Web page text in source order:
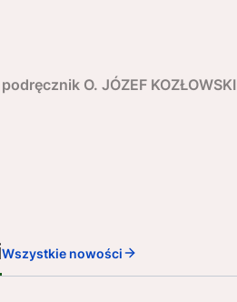
O. JÓZEF KOZŁOWSKI
Wszystkie nowości